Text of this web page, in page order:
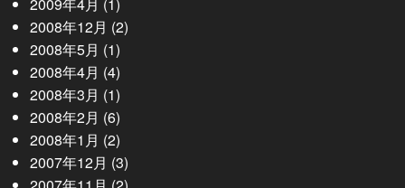
2008年12月 (2)
2008年5月 (1)
2008年4月 (4)
2008年3月 (1)
2008年2月 (6)
2008年1月 (2)
2007年12月 (3)